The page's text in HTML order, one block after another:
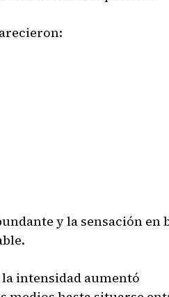
y la sensación en
intensidad aumentó